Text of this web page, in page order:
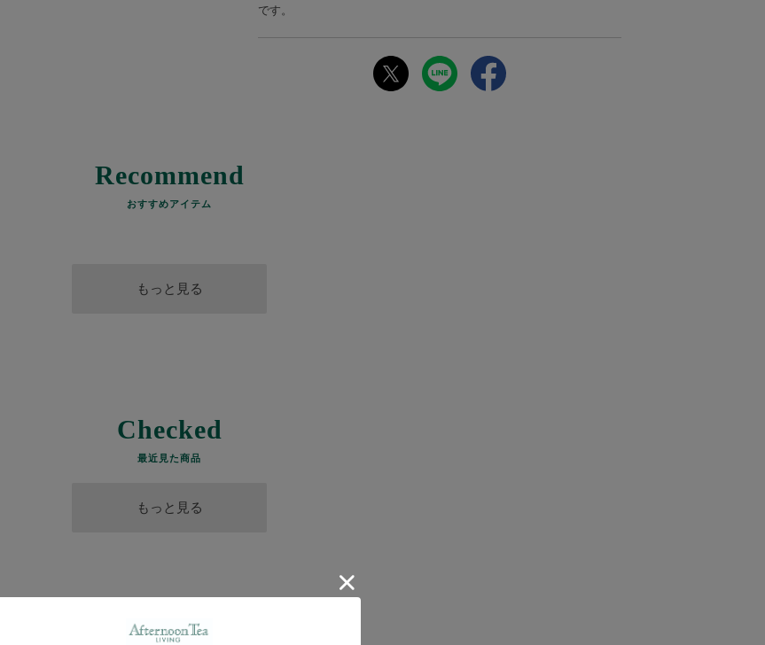
です。
Recommend
おすすめアイテム
もっと見る
Checked
最近見た商品
もっと見る